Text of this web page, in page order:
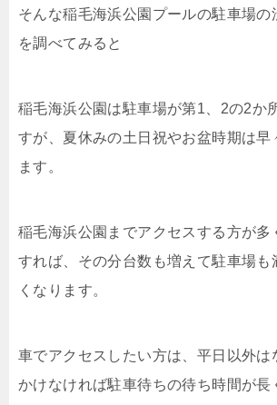
そんな稲毛海浜公園プールの駐車場の
を調べてみると
稲毛海浜公園は駐車場が第1、2の2か
すが、夏休みの土日祝やお盆時期は早
ます。
稲毛海浜公園までアクセスする方が多
すれば、その分台数も増えて駐車場も
くなります。
車でアクセスしたい方は、平日以外は
かけなければ駐車待ちの待ち時間が長